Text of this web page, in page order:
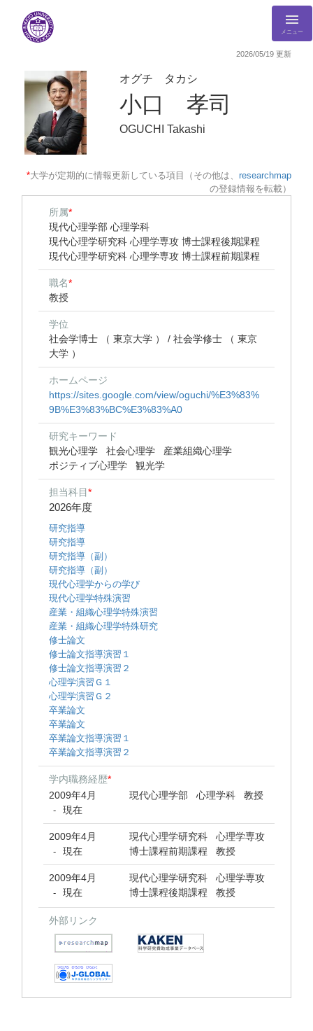
メニュー
2026/05/19 更新
オグチ タカシ
小口 孝司
OGUCHI Takashi
*大学が定期的に情報更新している項目（その他は、 researchmap
の登録情報を転載）
所属*
現代心理学部 心理学科
現代心理学研究科 心理学専攻 博士課程後期課程
現代心理学研究科 心理学専攻 博士課程前期課程
職名*
教授
学位
社会学博士 （ 東京大学 ） / 社会学修士 （ 東京
大学 ）
ホームページ
https://sites.google.com/view/oguchi/%E3%83%
9B%E3%83%BC%E3%83%A0
研究キーワード
観光心理学
社会心理学
産業組織心理学
ポジティブ心理学
観光学
担当科目*
2026年度
研究指導
研究指導
研究指導（副）
研究指導（副）
現代心理学からの学び
現代心理学特殊演習
産業・組織心理学特殊演習
産業・組織心理学特殊研究
修士論文
修士論文指導演習１
修士論文指導演習２
心理学演習Ｇ１
心理学演習Ｇ２
卒業論文
卒業論文
卒業論文指導演習１
卒業論文指導演習２
学内職務経歴*
2009年4月
- 現在
現代心理学部 心理学科 教授
2009年4月
- 現在
現代心理学研究科 心理学専攻
博士課程前期課程 教授
2009年4月
- 現在
現代心理学研究科 心理学専攻
博士課程後期課程 教授
外部リンク